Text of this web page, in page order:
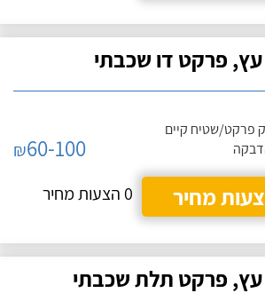
פרקט דו שכבתי
פרקט/שטיח קיים
₪60-100
מחיר
0 הצעות מחיר
פרקט תלת שכבתי